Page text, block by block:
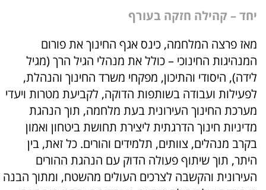
יחד – קהילה חזקה בעורף
מאז פרצה המלחמה, כינס אגף החינוך את פורום
המנהיגות החינוכי – כולל את מנהלי הגיל הרך (מגיל
לידה), היסודי והתיכון, מפקחי משרד החינוך והנהלת,
לפעילות ועבודה בשותפות הדוקה, לקביעת מטרות ויעדי
מערכת החינוך העירונית בעת מלחמה, תוך הנהגת
מדיניות חינוך הדרגתית ליצירת תחושת ביטחון ואמון
בקרב מנהלים, צוותים, תלמידים והורים. כל זאת, בין
היתר, תוך שיתוף פעולה הדוק עם הנהגת ההורים
העירונית והקשבה לצרכים העולים מהשטח, ומתוך הבנה